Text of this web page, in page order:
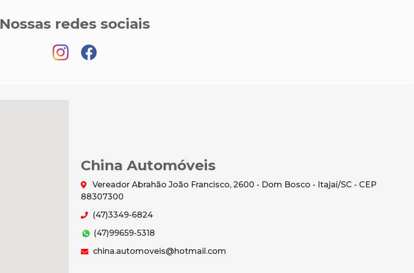
Nossas redes sociais
China Automóveis
Vereador Abrahão João Francisco, 2600 - Dom Bosco - Itajaí/SC - CEP
88307300
(47)3349-6824
(47)99659-5318
china.automoveis@hotmail.com